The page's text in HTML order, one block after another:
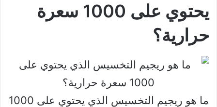
يحتوي على 1000 سعرة
حرارية؟
ما هو ريجيم التخسيس الذي يحتوي على 1000